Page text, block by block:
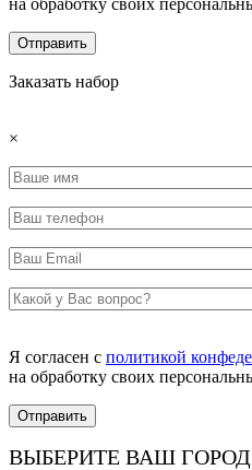
Заказать набор
×
Я согласен с политикой
на обработку своих
ВЫБЕРИТЕ ВАШ ГОРОД